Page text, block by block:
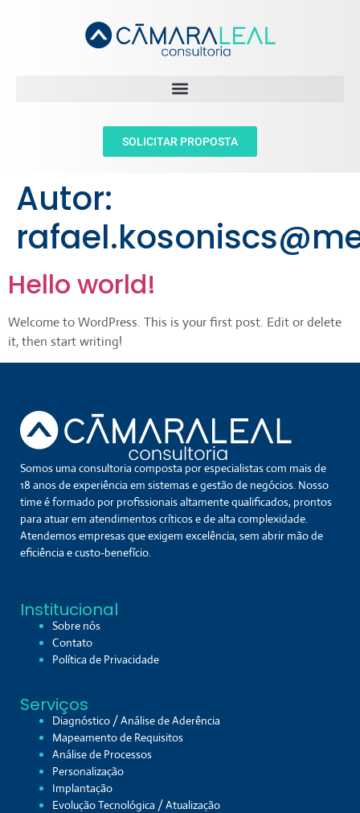
SOLICITAR PROPOSTA
Autor:
Hello world!
Welcome to WordPress. This is your first post. Edit or delete
it, then start writing!
Somos uma consultoria composta por especialistas com mais de
18 anos de experiência em sistemas e gestão de negócios. Nosso
time é formado por profissionais altamente qualificados, prontos
para atuar em atendimentos críticos e de alta complexidade.
Atendemos empresas que exigem excelência, sem abrir mão de
eficiência e custo-benefício.
Institucional
Sobre nós
Contato
Política de Privacidade
Serviços
Diagnóstico / Análise de Aderência
Mapeamento de Requisitos
Análise de Processos
Personalização
Implantação
Evolução Tecnológica / Atualização